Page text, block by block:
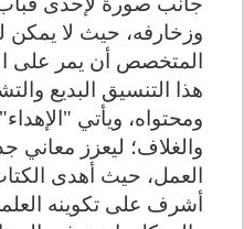
وزخارفه، حيث لا يمكن
المتخصص أن يمر على
هذا التنسيق البديع
ومحتواه، ويأتي
والغلاف؛ ليعزز معاني
العمل، حيث أهدى
أشرف على تكوينه